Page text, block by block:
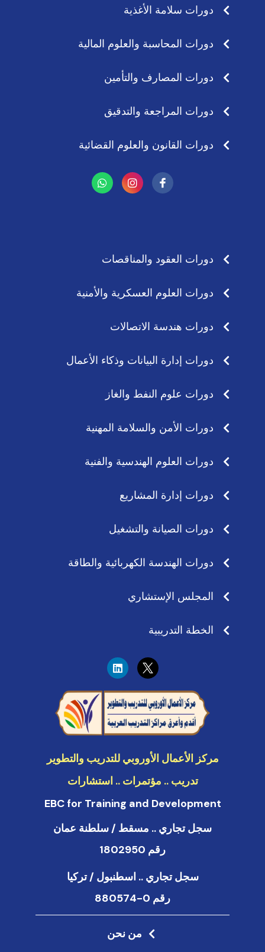
دورات سلامة الأغذية
دورات المحاسبة والعلوم المالية
دورات المصارف والتأمين
دورات المراجعة والتدقيق
دورات القانون والعلوم القضائية
I
n
s
a
m
W
h
a
دورات العقود والمناقصات
دورات العلوم العسكرية والأمنية
دورات هندسة الاتصالات
دورات إدارة البيانات وذكاء الأعمال
دورات علوم النفط والغاز
دورات الأمن والسلامة المهنية
دورات العلوم الهندسية والفنية
دورات إدارة المشاريع
دورات الصيانة والتشغيل
دورات الهندسة الكهربائية والطاقة
المجلس الإستشاري
الخطة التدريبية
L
i
n
k
e
d
i
n
مركز الأعمال الأوروبي للتدريب والتطوير
تدريب .. مؤتمرات .. استشارات
EBC for Training and Development
سجل تجاري .. مسقط / سلطنة عمان
رقم 1802950
سجل تجاري .. اسطنبول / تركيا
رقم 0-880574
من نحن